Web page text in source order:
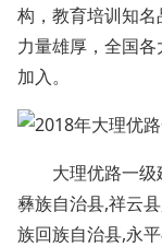
构，教育培训知
力量雄厚，全国
加入。
大理优路一
彝族自治县,祥云
族回族自治县,永